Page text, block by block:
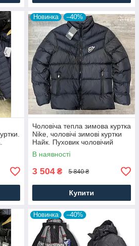
Новинка –40%
Чоловіча тепла зимова куртка
Nike, чоловічі зимові куртки
Найк. Пуховик чоловічий
зима. Чоловічий одяг
В наявності
3 504 ₴ 5 840 ₴
Купити
Новинка –40%